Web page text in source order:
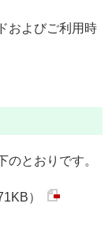
およびご利用時
とおりです。
）